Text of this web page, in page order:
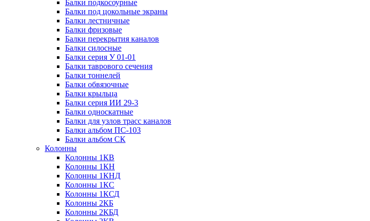
Балки подкосоурные
Балки под цокольные экраны
Балки лестничные
Балки фризовые
Балки перекрытия каналов
Балки силосные
Балки серия У 01-01
Балки таврового сечения
Балки тоннелей
Балки обвязочные
Балки крыльца
Балки серия ИИ 29-3
Балки односкатные
Балки для узлов трасс каналов
Балки альбом ПС-103
Балки альбом СК
Колонны
Колонны 1КВ
Колонны 1КН
Колонны 1КНД
Колонны 1КС
Колонны 1КСД
Колонны 2КБ
Колонны 2КБД